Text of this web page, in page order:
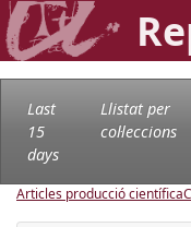
Last
15
days
Llistat per
col·leccions
Articles producció científica